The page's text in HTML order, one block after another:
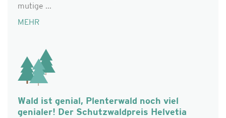
mutige ...
MEHR
Wald ist genial, Plenterwald noch viel
genialer! Der Schutzwaldpreis Helvetia